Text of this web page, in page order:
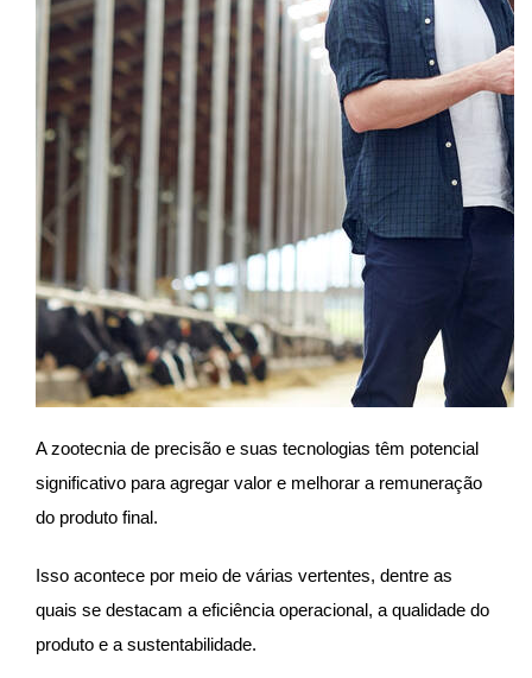
A zootecnia de precisão e suas tecnologias têm potencial
significativo para agregar valor e melhorar a remuneração
do produto final.
Isso acontece por meio de várias vertentes, dentre as
quais se destacam a eficiência operacional, a qualidade do
produto e a sustentabilidade.